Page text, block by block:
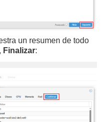
un resumen de todo
Finalizar: